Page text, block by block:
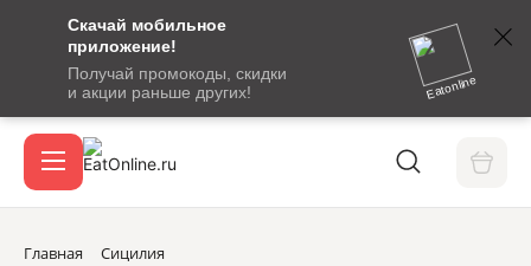
Скачай мобильное
приложение!
Получай промокоды, скидки
и акции раньше других!
Eatonline
сообщение
кодом
подтверждения
Акции
Главная Сицилия